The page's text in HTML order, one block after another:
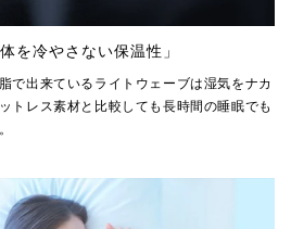
を冷やさない保温性」
で出来ているライトウェーブは湿気をナカ
トレス素材と比較しても長時間の睡眠でも